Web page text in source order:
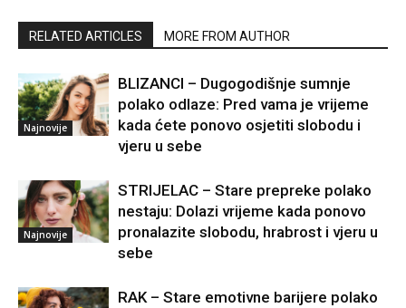
RELATED ARTICLES MORE FROM AUTHOR
Najnovije
BLIZANCI – Dugogodišnje sumnje
polako odlaze: Pred vama je vrijeme
kada ćete ponovo osjetiti slobodu i
vjeru u sebe
Najnovije
STRIJELAC – Stare prepreke polako
nestaju: Dolazi vrijeme kada ponovo
pronalazite slobodu, hrabrost i vjeru u
sebe
RAK – Stare emotivne barijere polako